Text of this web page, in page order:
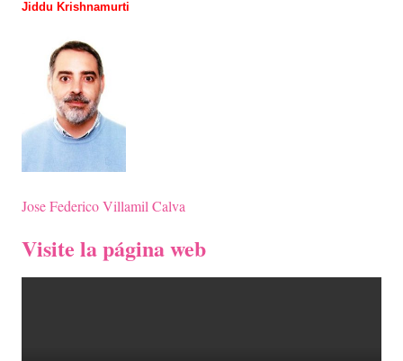
Jiddu Krishnamurti
Jose Federico Villamil Calva
Visite la página web